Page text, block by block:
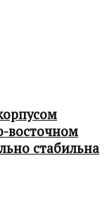
восточном
стабильна